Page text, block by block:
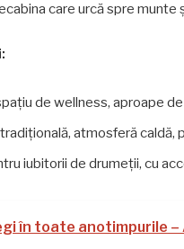
care urcă spre munte
de wellness, aproape
atmosferă caldă,
iubitorii de drumeții, cu
în toate anotimpurile